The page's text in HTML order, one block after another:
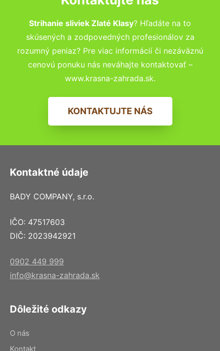
Strihanie sliviek Zlaté Klasy? Hľadáte na to
skúsených a zodpovedných profesionálov za
rozumný peniaz? Pre viac informácií či nezáväznú
cenovú ponuku nás neváhajte kontaktovať –
www.krasna-zahrada.sk.
KONTAKTUJTE NÁS
Kontaktné údaje
BADY COMPANY, s.r.o.
IČO: 47517603
DIČ: 2023942921
0902 449 999
info@krasna-zahrada.sk
Dôležité odkazy
O nás
Kontakt